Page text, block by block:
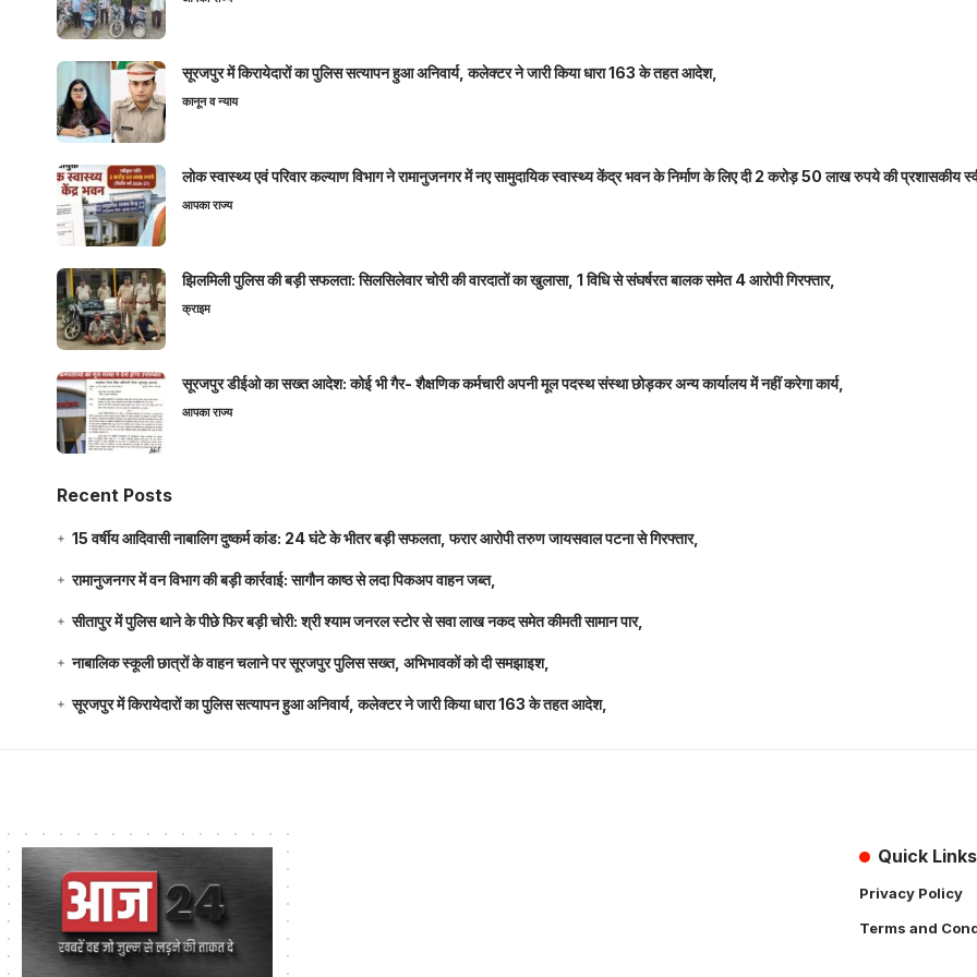
सूरजपुर में किरायेदारों का पुलिस सत्यापन हुआ अनिवार्य, कलेक्टर ने जारी किया धारा 163 के तहत आदेश,
कानून व न्याय
लोक स्वास्थ्य एवं परिवार कल्याण विभाग ने रामानुजनगर में नए सामुदायिक स्वास्थ्य केंद्र भवन के निर्माण के लिए दी 2 करोड़ 50 लाख रुपये की प्रशासकीय
आपका राज्य
झिलमिली पुलिस की बड़ी सफलता: सिलसिलेवार चोरी की वारदातों का खुलासा, 1 विधि से संघर्षरत बालक समेत 4 आरोपी गिरफ्तार,
क्राइम
सूरजपुर डीईओ का सख्त आदेश: कोई भी गैर- शैक्षणिक कर्मचारी अपनी मूल पदस्थ संस्था छोड़कर अन्य कार्यालय में नहीं करेगा कार्य,
आपका राज्य
Recent Posts
15 वर्षीय आदिवासी नाबालिग दुष्कर्म कांड: 24 घंटे के भीतर बड़ी सफलता, फरार आरोपी तरुण जायसवाल पटना से गिरफ्तार,
रामानुजनगर में वन विभाग की बड़ी कार्रवाई: सागौन काष्ठ से लदा पिकअप वाहन जब्त,
सीतापुर में पुलिस थाने के पीछे फिर बड़ी चोरी: श्री श्याम जनरल स्टोर से सवा लाख नकद समेत कीमती सामान पार,
नाबालिक स्कूली छात्रों के वाहन चलाने पर सूरजपुर पुलिस सख्त, अभिभावकों को दी समझाइश,
सूरजपुर में किरायेदारों का पुलिस सत्यापन हुआ अनिवार्य, कलेक्टर ने जारी किया धारा 163 के तहत आदेश,
Quick Links
Privacy Policy
Terms and